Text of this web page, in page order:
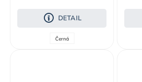
DETAIL
Černá